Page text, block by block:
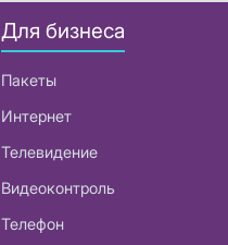
Для бизнеса
Пакеты
Интернет
Телевидение
Видеоконтроль
Телефон